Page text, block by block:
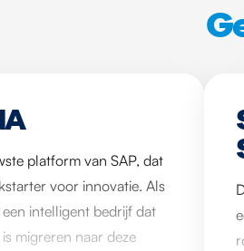
platform van SAP, dat
voor innovatie. Als
intelligent bedrijf dat
migreren naar deze